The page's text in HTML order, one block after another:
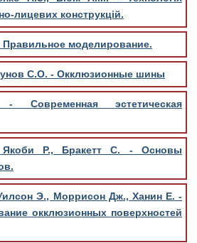
лицевих конструкцій.
Правильное моделирование.
С.О. - Окклюзионные шины
эстетическая
Якоби Р., Бракетт С. - Основы
Э., Моррисон Дж., Ханин Е. -
окклюзионных поверхностей